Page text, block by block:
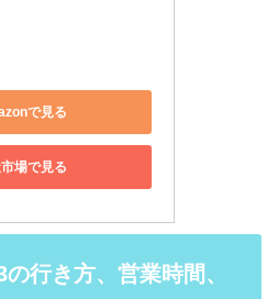
で見る
場で見る
行き方、営業時間、